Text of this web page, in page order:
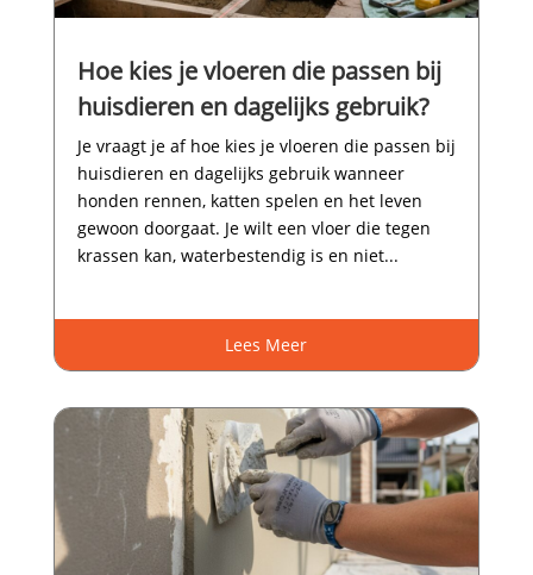
Hoe kies je vloeren die passen bij
huisdieren en dagelijks gebruik?
Je vraagt je af hoe kies je vloeren die passen bij
huisdieren en dagelijks gebruik wanneer
honden rennen, katten spelen en het leven
gewoon doorgaat.​ Je wilt een vloer die tegen
krassen kan, waterbestendig is en niet...
Lees Meer